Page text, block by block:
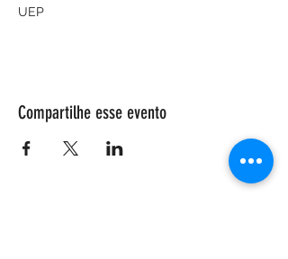
UEP
Compartilhe esse evento